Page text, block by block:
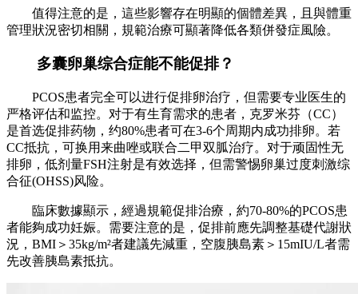
值得注意的是，這些影響存在明顯的個體差異，且與體重
管理狀況密切相關，規範治療可顯著降低各類併發症風險。
多囊卵巢综合症能不能促排？
PCOS患者完全可以进行促排卵治疗，但需要专业医生的
严格评估和监控。对于有生育需求的患者，克罗米芬（CC）
是首选促排药物，约80%患者可在3-6个周期内成功排卵。若
CC抵抗，可换用来曲唑或联合二甲双胍治疗。对于顽固性无
排卵，低剂量FSH注射是有效选择，但需警惕卵巢过度刺激综
合征(OHSS)风险。
臨床數據顯示，經過規範促排治療，約70-80%的PCOS患
者能夠成功妊娠。需要注意的是，促排前應先調整基礎代謝狀
況，BMI＞35kg/m²者建議先減重，空腹胰島素＞15mIU/L者需
先改善胰島素抵抗。